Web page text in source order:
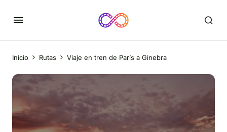
Inicio Rutas Viaje en tren de París a Ginebra